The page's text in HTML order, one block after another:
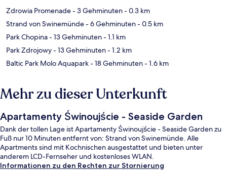
Zdrowia Promenade- 3 Gehminuten- 0.3 km
Strand von Swinemünde- 6 Gehminuten- 0.5 km
Park Chopina- 13 Gehminuten- 1.1 km
Park Zdrojowy- 13 Gehminuten- 1.2 km
Baltic Park Molo Aquapark- 18 Gehminuten- 1.6 km
Mehr zu dieser Unterkunft
Apartamenty Świnoujście - Seaside Garden
Dank der tollen Lage ist Apartamenty Świnoujście - Seaside Garden zu
Fuß nur 10 Minuten entfernt von: Strand von Swinemünde. Alle
Apartments sind mit Kochnischen ausgestattet und bieten unter
anderem LCD-Fernseher und kostenloses WLAN.
Informationen zu den Rechten zur Stornierung